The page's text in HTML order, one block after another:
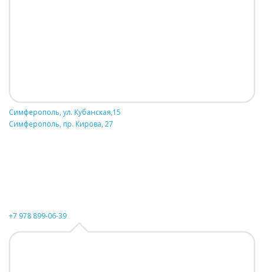
Симферополь, ул. Кубанская,15
Симферополь, пр. Кирова, 27
+7 978 899-06-39